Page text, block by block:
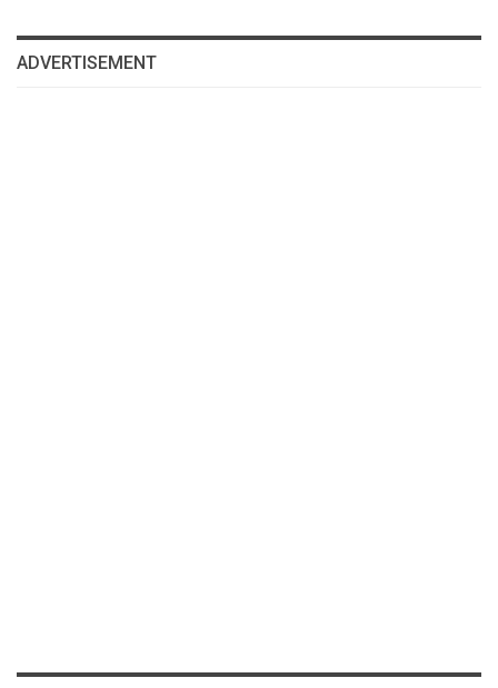
ADVERTISEMENT